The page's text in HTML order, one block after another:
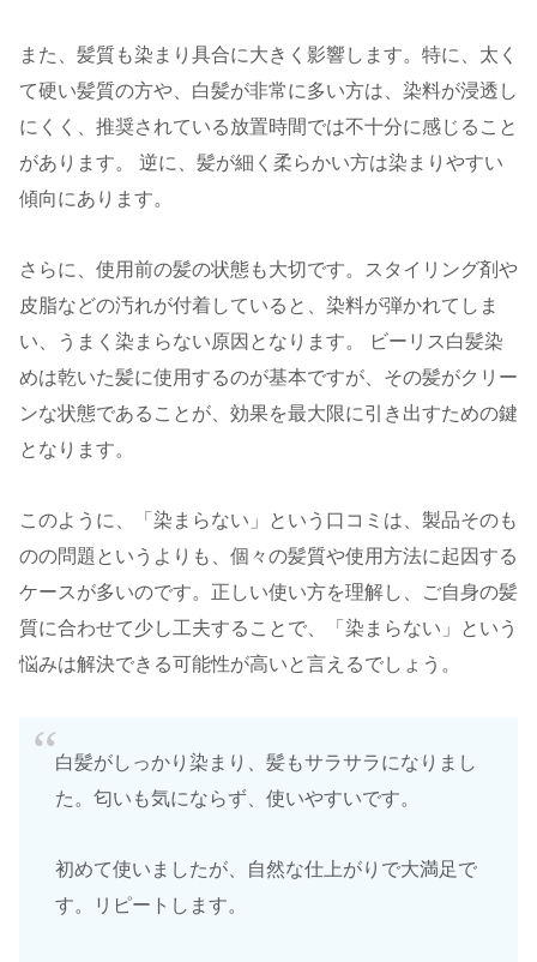
また、髪質も染まり具合に大きく影響します。特に、太く
て硬い髪質の方や、白髪が非常に多い方は、染料が浸透し
にくく、推奨されている放置時間では不十分に感じること
があります。 逆に、髪が細く柔らかい方は染まりやすい
傾向にあります。
さらに、使用前の髪の状態も大切です。スタイリング剤や
皮脂などの汚れが付着していると、染料が弾かれてしま
い、うまく染まらない原因となります。 ビーリス白髪染
めは乾いた髪に使用するのが基本ですが、その髪がクリー
ンな状態であることが、効果を最大限に引き出すための鍵
となります。
このように、「染まらない」という口コミは、製品そのも
のの問題というよりも、個々の髪質や使用方法に起因する
ケースが多いのです。正しい使い方を理解し、ご自身の髪
質に合わせて少し工夫することで、「染まらない」という
悩みは解決できる可能性が高いと言えるでしょう。
白髪がしっかり染まり、髪もサラサラになりまし
た。匂いも気にならず、使いやすいです。
初めて使いましたが、自然な仕上がりで大満足で
す。リピートします。